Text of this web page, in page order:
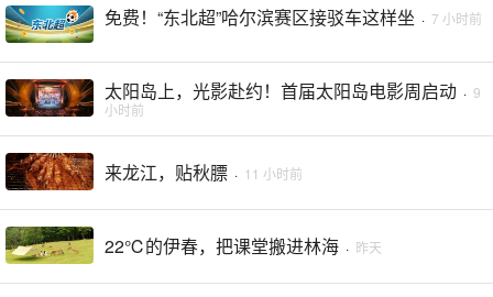
免费！“东北超”哈尔滨赛区接驳车这样坐 · 7 小时前
太阳岛上，光影赴约！首届太阳岛电影周启动 · 9
小时前
来龙江，贴秋膘 · 11 小时前
22℃的伊春，把课堂搬进林海 · 昨天